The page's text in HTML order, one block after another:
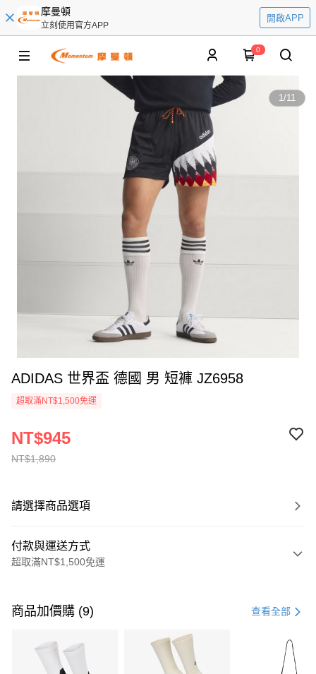
摩曼頓
立刻使用官方APP
開啟APP
0
1/11
ADIDAS 世界盃 德國 男 短褲 JZ6958
超取滿NT$1,500免運
NT$1,890
NT$945
請選擇商品選項
付款與運送方式
超取滿NT$1,500免運
信用卡一次付款
3 期 0 利率 每期 21家銀行
商品加價購 (9) 查看全部